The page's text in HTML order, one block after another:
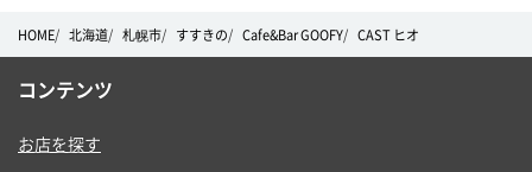
HOME 北海道 札幌市 すすきの Cafe&Bar GOOFY CAST ヒオ
コンテンツ
お店を探す